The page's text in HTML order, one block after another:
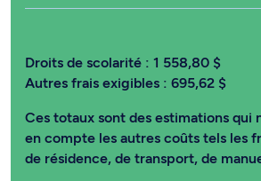
Droits de scolarité : 1 558,80 $
Autres frais exigibles : 695,62 $
Ces totaux sont des estimations qui
en compte les autres coûts tels les
de résidence, de transport, de